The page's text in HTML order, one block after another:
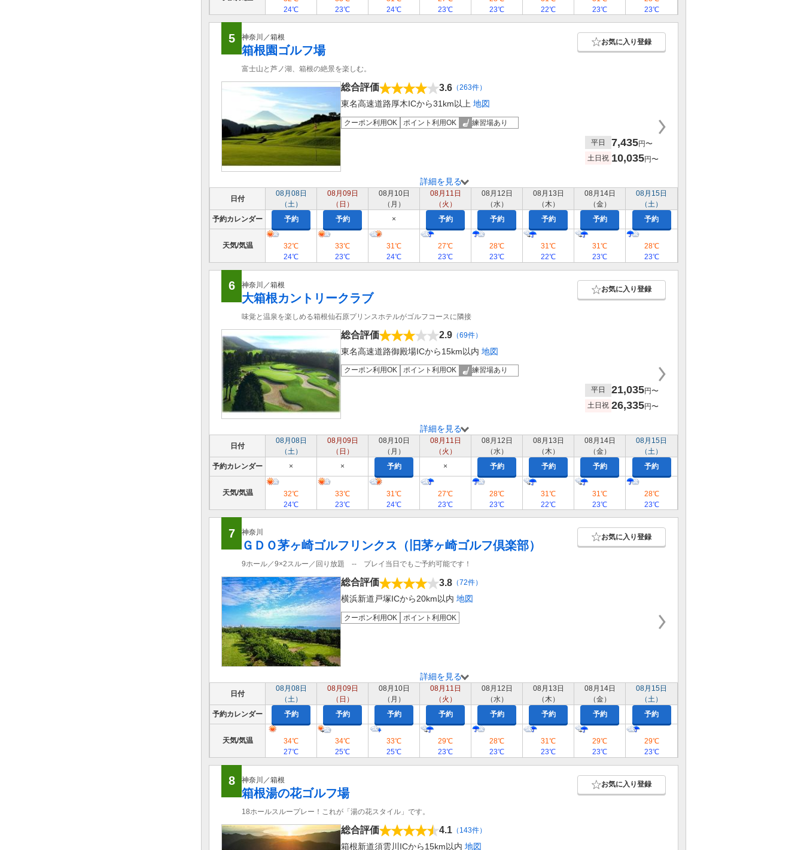
24℃
23℃
24℃
23℃
23℃
22℃
23℃
23℃
5 神奈川／箱根
箱根園ゴルフ場
富士山と芦ノ湖、箱根の絶景を楽しむ。
お気に入り登録
総合評価 3.6 （263件）
東名高速道路厚木ICから31km以上 地図
クーポン利用OK ポイント利用OK 練習場あり
平日 7,435円〜
土日祝 10,035円〜
詳細を見る
日付
08月08日
（土）
08月09日
（日）
08月10日
（月）
08月11日
（火）
08月12日
（水）
08月13日
（木）
08月14日
（金）
08月15日
（土）
予約カレンダー
予約 予約 × 予約 予約 予約 予約 予約
天気/気温
32℃
24℃
33℃
23℃
31℃
24℃
27℃
23℃
28℃
23℃
31℃
22℃
31℃
23℃
28℃
23℃
6 神奈川／箱根
大箱根カントリークラブ
味覚と温泉を楽しめる箱根仙石原プリンスホテルがゴルフコースに隣接
お気に入り登録
総合評価 2.9 （69件）
東名高速道路御殿場ICから15km以内 地図
クーポン利用OK ポイント利用OK 練習場あり
平日 21,035円〜
土日祝 26,335円〜
詳細を見る
日付
08月08日
（土）
08月09日
（日）
08月10日
（月）
08月11日
（火）
08月12日
（水）
08月13日
（木）
08月14日
（金）
08月15日
（土）
予約カレンダー
× × 予約 × 予約 予約 予約 予約
天気/気温
32℃
24℃
33℃
23℃
31℃
24℃
27℃
23℃
28℃
23℃
31℃
22℃
31℃
23℃
28℃
23℃
7 神奈川
ＧＤＯ茅ヶ崎ゴルフリンクス（旧茅ヶ崎ゴルフ倶楽部）
9ホール／9×2スルー／回り放題 -- プレイ当日でもご予約可能です！
お気に入り登録
総合評価 3.8 （72件）
横浜新道戸塚ICから20km以内 地図
クーポン利用OK ポイント利用OK
詳細を見る
日付
08月08日
（土）
08月09日
（日）
08月10日
（月）
08月11日
（火）
08月12日
（水）
08月13日
（木）
08月14日
（金）
08月15日
（土）
予約カレンダー
予約 予約 予約 予約 予約 予約 予約 予約
天気/気温
34℃
27℃
34℃
25℃
33℃
25℃
29℃
23℃
28℃
23℃
31℃
23℃
29℃
23℃
29℃
23℃
8 神奈川／箱根
箱根湯の花ゴルフ場
18ホールスループレー！これが「湯の花スタイル」です。
お気に入り登録
総合評価 4.1 （143件）
箱根新道須雲川ICから15km以内 地図